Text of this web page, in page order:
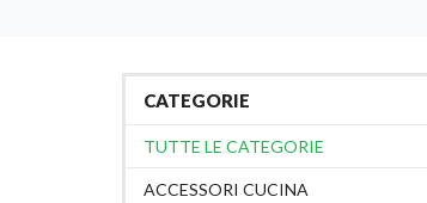
CATEGORIE
TUTTE LE CATEGORIE
ACCESSORI CUCINA